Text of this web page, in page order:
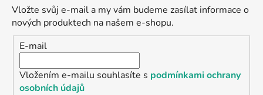
Vložte svůj e-mail a my vám budeme zasílat informace o
nových produktech na našem e-shopu.
E-mail
Vložením e-mailu souhlasíte s podmínkami ochrany
osobních údajů